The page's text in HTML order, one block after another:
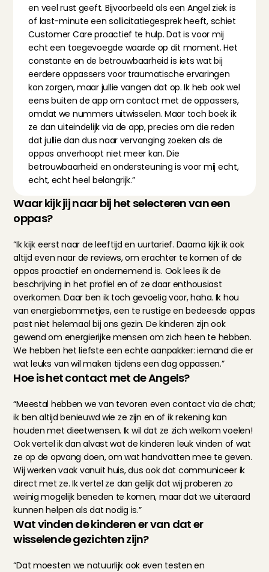
en veel rust geeft. Bijvoorbeeld als een Angel ziek is
of last-minute een sollicitatiegesprek heeft, schiet
Customer Care proactief te hulp. Dat is voor mij
echt een toegevoegde waarde op dit moment. Het
constante en de betrouwbaarheid is iets wat bij
eerdere oppassers voor traumatische ervaringen
kon zorgen, maar jullie vangen dat op. Ik heb ook wel
eens buiten de app om contact met de oppassers,
omdat we nummers uitwisselen. Maar toch boek ik
ze dan uiteindelijk via de app, precies om die reden
dat jullie dan dus naar vervanging zoeken als de
oppas onverhoopt niet meer kan. Die
betrouwbaarheid en ondersteuning is voor mij echt,
echt, echt heel belangrijk.”
Waar kijk jij naar bij het selecteren van een
oppas?
“Ik kijk eerst naar de leeftijd en uurtarief. Daarna kijk ik ook
altijd even naar de reviews, om erachter te komen of de
oppas proactief en ondernemend is. Ook lees ik de
beschrijving in het profiel en of ze daar enthousiast
overkomen. Daar ben ik toch gevoelig voor, haha. Ik hou
van energiebommetjes, een te rustige en bedeesde oppas
past niet helemaal bij ons gezin. De kinderen zijn ook
gewend om energierijke mensen om zich heen te hebben.
We hebben het liefste een echte aanpakker: iemand die er
wat leuks van wil maken tijdens een dag oppassen.”
Hoe is het contact met de Angels?
“Meestal hebben we van tevoren even contact via de chat;
ik ben altijd benieuwd wie ze zijn en of ik rekening kan
houden met dieetwensen. Ik wil dat ze zich welkom voelen!
Ook vertel ik dan alvast wat de kinderen leuk vinden of wat
ze op de opvang doen, om wat handvatten mee te geven.
Wij werken vaak vanuit huis, dus ook dat communiceer ik
direct met ze. Ik vertel ze dan gelijk dat wij proberen zo
weinig mogelijk beneden te komen, maar dat we uiteraard
kunnen helpen als dat nodig is.”
Wat vinden de kinderen er van dat er
wisselende gezichten zijn?
“Dat moesten we natuurlijk ook even testen en